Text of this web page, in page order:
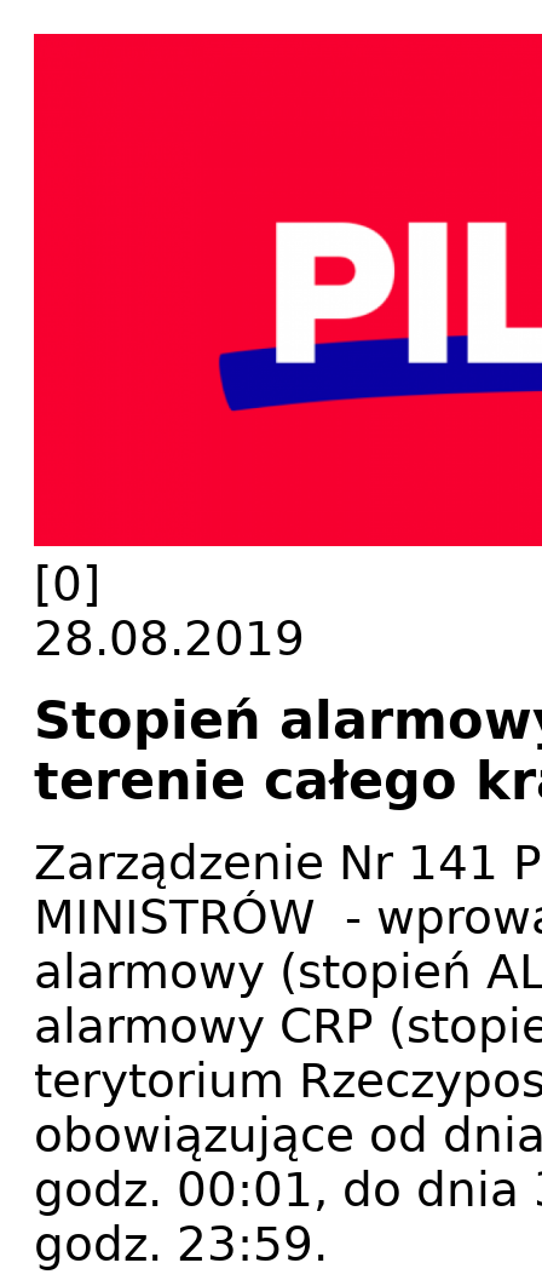
[0]
28.08.2019
Stopień
terenie całego
Zarządzenie Nr 141
MINISTRÓW -
alarmowy (stopień
alarmowy CRP
terytorium
obowiązujące od
godz. 00:01, do dnia
godz. 23:59.